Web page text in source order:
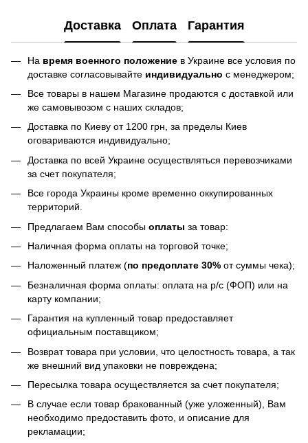
Доставка Оплата Гарантия
На время военного положение в Украине все условия по
доставке согласовывайте индивидуально с менеджером;
Все товары в нашем Магазине продаются с доставкой или
же самовывозом с наших складов;
Доставка по Киеву от 1200 грн, за пределы Киев
оговариваются индивидуально;
Доставка по всей Украине осуществляться перевозчиками
за счет покупателя;
Все города Украины кроме временно оккупированных
территорий.
Предлагаем Вам способы оплаты за товар:
Наличная форма оплаты на торговой точке;
Наложенный платеж (по предоплате 30% от суммы чека);
Безналичная форма оплаты: оплата на р/с (ФОП) или на
карту компании;
Гарантия на купленный товар предоставляет
официальным поставщиком;
Возврат товара при условии, что целостность товара, а так
же внешний вид упаковки не повреждена;
Пересылка товара осуществляется за счет покупателя;
В случае если товар бракованный (уже уложенный), Вам
необходимо предоставить фото, и описание для
рекламации;